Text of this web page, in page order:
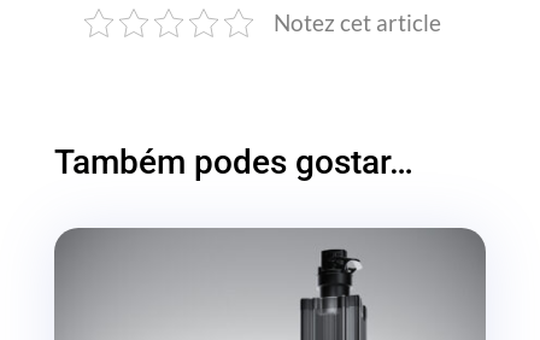
Notez cet article
Também podes gostar…